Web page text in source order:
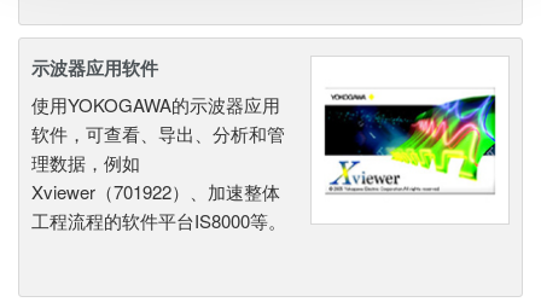
示波器应用软件
使用YOKOGAWA的示波器应用
软件，可查看、导出、分析和管
理数据，例如
Xviewer（701922）、加速整体
工程流程的软件平台IS8000等。